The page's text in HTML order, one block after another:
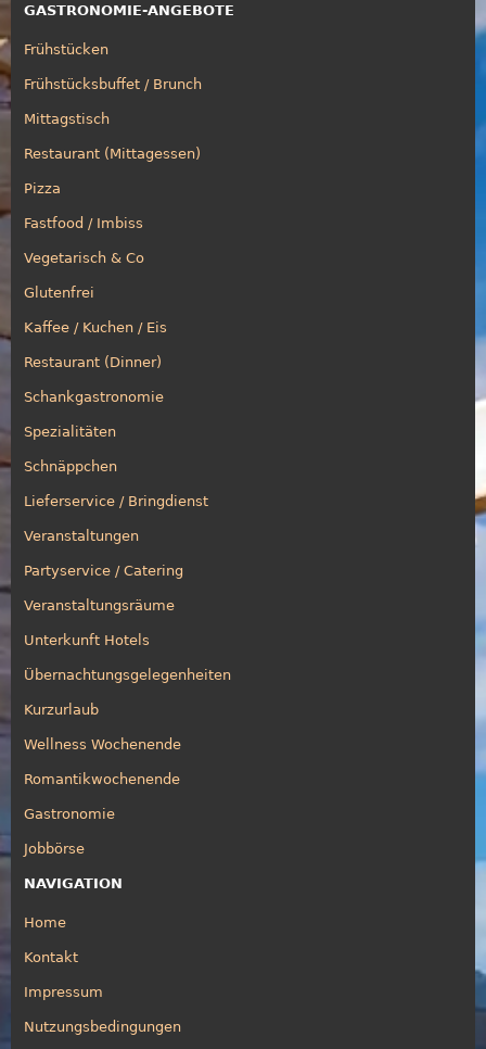
GASTRONOMIE-ANGEBOTE
Frühstücken
Frühstücksbuffet / Brunch
Mittagstisch
Restaurant (Mittagessen)
Pizza
Fastfood / Imbiss
Vegetarisch & Co
Glutenfrei
Kaffee / Kuchen / Eis
Restaurant (Dinner)
Schankgastronomie
Spezialitäten
Schnäppchen
Lieferservice / Bringdienst
Veranstaltungen
Partyservice / Catering
Veranstaltungsräume
Unterkunft Hotels
Übernachtungsgelegenheiten
Kurzurlaub
Wellness Wochenende
Romantikwochenende
Gastronomie
Jobbörse
NAVIGATION
Home
Kontakt
Impressum
Nutzungsbedingungen